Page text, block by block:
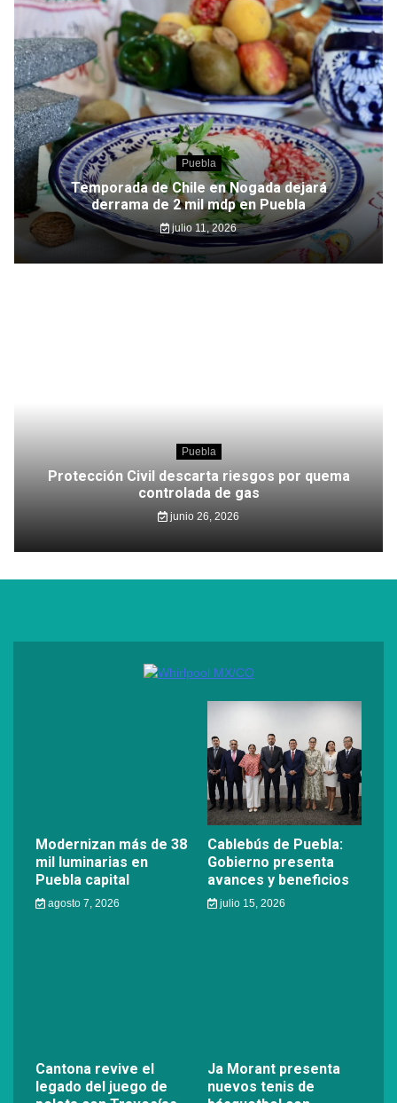
Puebla
Temporada de Chile en Nogada dejará
derrama de 2 mil mdp en Puebla
julio 11, 2026
Puebla
Protección Civil descarta riesgos por quema
controlada de gas
junio 26, 2026
Modernizan más de 38
mil luminarias en
Puebla capital
agosto 7, 2026
Cablebús de Puebla:
Gobierno presenta
avances y beneficios
julio 15, 2026
Cantona revive el
legado del juego de
Ja Morant presenta
nuevos tenis de